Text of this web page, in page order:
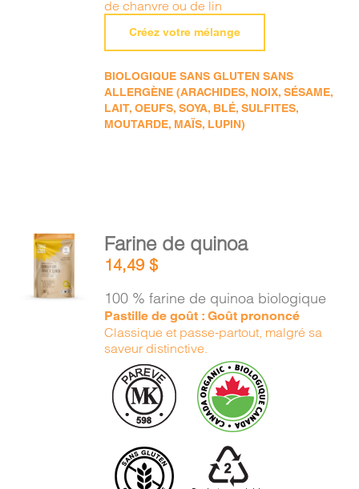
de chanvre ou de lin
Créez votre mélange
BIOLOGIQUE SANS GLUTEN SANS
ALLERGÈNE (ARACHIDES, NOIX, SÉSAME,
LAIT, OEUFS, SOYA, BLÉ, SULFITES,
MOUTARDE, MAÏS, LUPIN)
AJOUTER
AU
PANIER
DÉTAILS
Farine de quinoa
14,49$
100 % farine de quinoa biologique
Pastille de goût : Goût prononcé
Classique et passe-partout, malgré sa
saveur distinctive.